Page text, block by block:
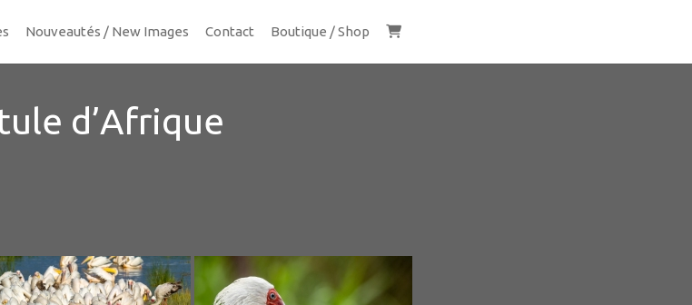
Nouveautés / New Images Contact Boutique / Shop
d’Afrique